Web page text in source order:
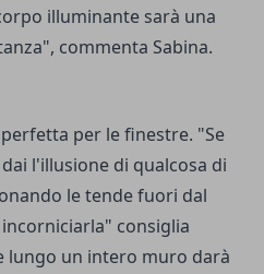
illuminante sarà una
commenta Sabina.
per le finestre. "Se
l'illusione di qualcosa di
le tende fuori dal
consiglia
lungo un intero muro darà